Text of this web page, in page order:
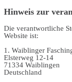
Hinweis zur
Die verantwortliche
Website ist:
1. Waiblinger
Elsterweg 12-14
71334 Waiblingen
Deutschland